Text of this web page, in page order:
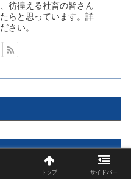
彷徨える社畜の皆さん
らと思っています。詳
さい。
トップ サイドバー